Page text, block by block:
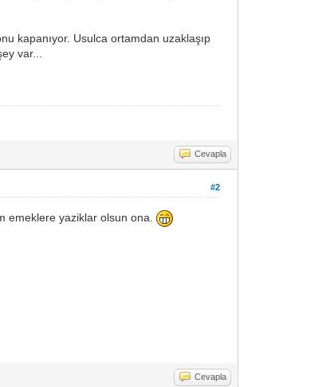
kapanıyor. Usulca ortamdan uzaklaşıp
var...
Cevapla
#2
emeklere yaziklar olsun ona.
Cevapla